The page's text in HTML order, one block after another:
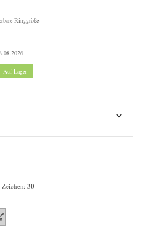
Ringgröße
Auf Lager
30